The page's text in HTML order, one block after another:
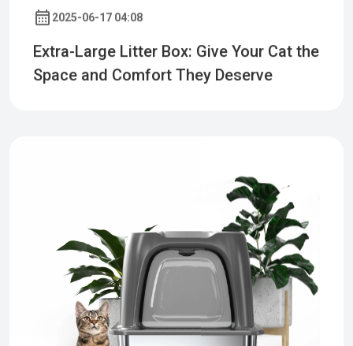
2025-06-17 04:08
Extra-Large Litter Box: Give Your Cat the
Space and Comfort They Deserve